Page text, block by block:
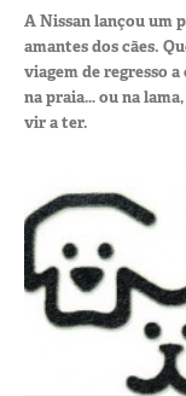
A Nissan lançou um
amantes dos cães.
viagem de regresso
na praia… ou na
vir a ter.